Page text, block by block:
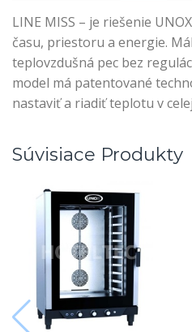
LINE MISS – je riešenie
času, priestoru a energie.
teplovzdušná pec bez
model má patentované
nastaviť a riadiť teplotu v
Súvisiace Produkty